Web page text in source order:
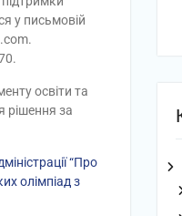
у письмовій
освіти та
рішення за
“Про
олімпіад з